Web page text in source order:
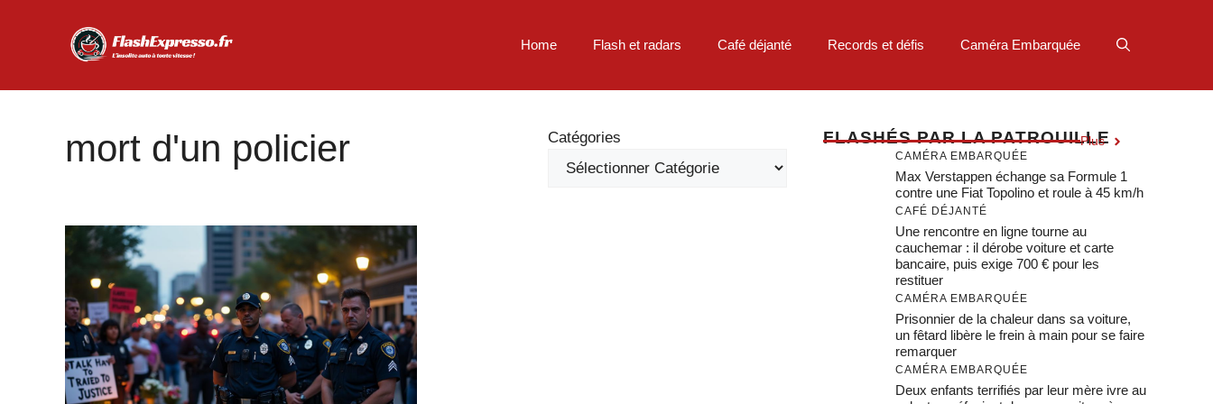
Home Flash et radars Café déjanté Records et défis Caméra Embarquée
mort d'un policier Catégories FLASHÉS PAR LA PATROUILLE
Plus
CAMÉRA EMBARQUÉE
Max Verstappen échange sa Formule 1
contre une Fiat Topolino et roule à 45 km/h
CAFÉ DÉJANTÉ
Une rencontre en ligne tourne au
cauchemar : il dérobe voiture et carte
bancaire, puis exige 700 € pour les
restituer
CAMÉRA EMBARQUÉE
Prisonnier de la chaleur dans sa voiture,
un fêtard libère le frein à main pour se faire
remarquer
CAMÉRA EMBARQUÉE
Deux enfants terrifiés par leur mère ivre au